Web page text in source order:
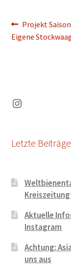
Vorheriger
Beitrag:
Projekt
Eigene
Instagram
Letzte
Kreiszeitung
Aktuelle
Instagram
Achtung:
uns aus